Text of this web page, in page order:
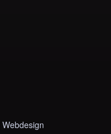
Webdesign